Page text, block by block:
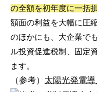
の全額を初年度に一括
額面の利益を大幅に圧
のほかにも、大企業で
ル投資促進税制
、固定
ます。
（参考） 太陽光発電